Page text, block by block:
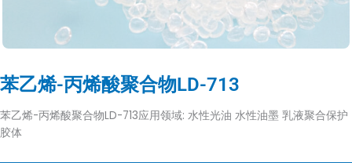
苯乙烯-丙烯酸聚合物LD-713
苯乙烯-丙烯酸聚合物LD-713应用领域: 水性光油 水性油墨 乳液聚合保护
胶体